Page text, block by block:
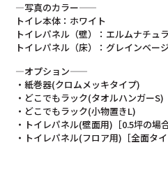
—写真のカラー——
トイレ本体：ホワイト
トイレパネル（壁）：エルムナチュ
トイレパネル（床）：グレインベー
—オプション——
・紙巻器(クロムメッキタイプ)
・どこでもラック(タオルハンガーS)
・どこでもラック(小物置きL)
・トイレパネル(壁面用)［0.5坪の場合
・トイレパネル(フロア用)［全面タイ